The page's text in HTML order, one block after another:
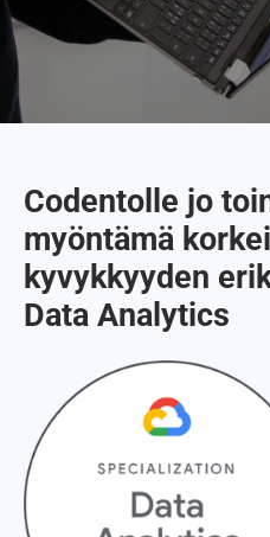
Codentolle jo
myöntämä
kyvykkyyden
Data Analytics